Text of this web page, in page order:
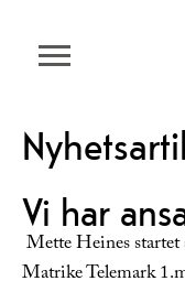
Vi har
Mette Heines
Matrike Telemark